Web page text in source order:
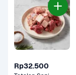
Rp32.500